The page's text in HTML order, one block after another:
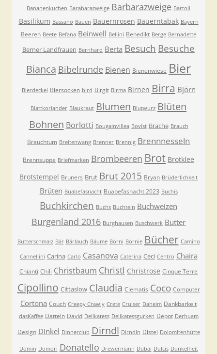
Bananenkuchen Barabarazweige Barbarazweige Bartoli
Basilikum Bassano Bauen Bauernrosen Bauerntabak Bayern
Beeren Beete Befana Beinwell Bellini Benedikt Berge Bernadette
Berner Landfrauen Bernhard Berta Besuch Besuche
Bianca Bibelrunde Bienen Bienenwiese Bier
Bierdeckel Biersocken bird Birgit Birma Birnen Birra Björn
Blattkoriander Blaukraut Blumen Blutwurz Blüten
Bohnen Borlotti Bougainvillea Bovist Brache Brauch
Brauchtum Breitenwang Brenner Brennig Brennnesseln
Brennsuppe Briefmarken Brombeeren Brot Brotklee
Brotstempel Bruners Brut Brut 2015 Bryan Brüderlichkeit
Brüten Buabefasnacht Buabefasnacht 2023 Buchis
Buchkirchen Buchs Buchteln Buchweizen
Burgenland 2016 Burghausen Buschwerk Butter
Butterschmalz Bär Bärlauch Bäume Börni Börnie Bücher Camino
Cannellini Carina Carlo Casanova Caterina Ceci Centro Chaira
Chianti Chili Christbaum Christl Christrose Cinque Terre
Cipollino Cittaslow Claudia Clematis Coco Computer
Cortona Couch Creepy Crawly Crete Cruiser Daheim Dankbarkeit
dasKaffee Datteln David Delikatess Delikatessgurken Depot Derhuam
Design Dinkel Dinnerclub Dirndl Dirndln Distel Dolomitenhütte
Domin Domori Donatello Drewermann Dubai Dulcis Dunkelheit